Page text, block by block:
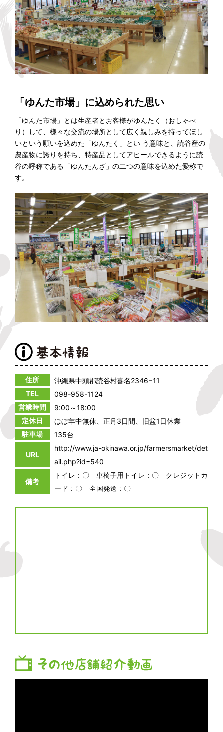
「ゆんた市場」に込められた思い
「ゆんた市場」とは生産者とお客様がゆんたく（おしゃべ
り）して、様々な交流の場所として広く親しみを持ってほし
いという願いを込めた「ゆんたく」とい う意味と、読谷産の
農産物に誇りを持ち、特産品としてアピールできるように読
谷の呼称である「ゆんたんざ」の二つの意味を込めた愛称で
す。
住所
沖縄県中頭郡読谷村喜名2346−11
TEL
098-958-1124
営業時間
9:00～18:00
定休日
ほぼ年中無休、正月3日間、旧盆1日休業
駐車場
135台
URL
http://www.ja-okinawa.or.jp/farmersmarket/det
ail.php?id=540
備考
トイレ：〇 車椅子用トイレ：〇 クレジットカ
ード：〇 全国発送：〇